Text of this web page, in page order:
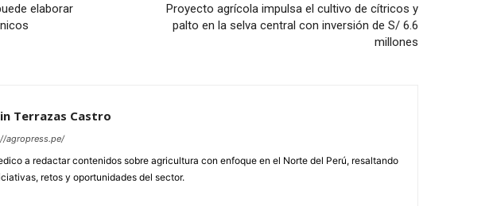
elaborar
Proyecto agrícola impulsa el cultivo de cítricos y
palto en la selva central con inversión de S/ 6.6
millones
Terrazas Castro
agropress.pe/
a redactar contenidos sobre agricultura con enfoque en el Norte del Perú, resaltando
retos y oportunidades del sector.